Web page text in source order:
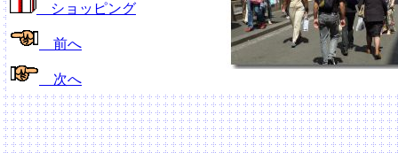
ショッピング
前へ
次へ